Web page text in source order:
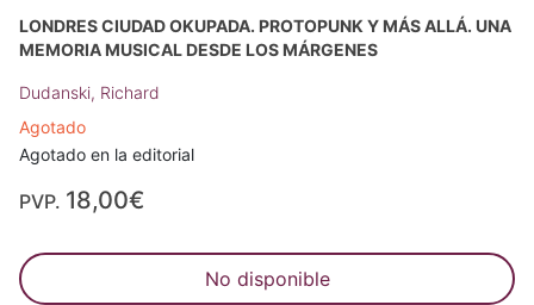
LONDRES CIUDAD OKUPADA. PROTOPUNK Y MÁS ALLÁ. UNA
MEMORIA MUSICAL DESDE LOS MÁRGENES
Dudanski, Richard
Agotado
Agotado en la editorial
PVP. 18,00€
No disponible